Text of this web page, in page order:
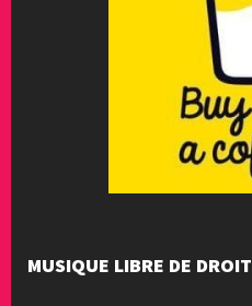
MUSIQUE LIBRE DE DROIT